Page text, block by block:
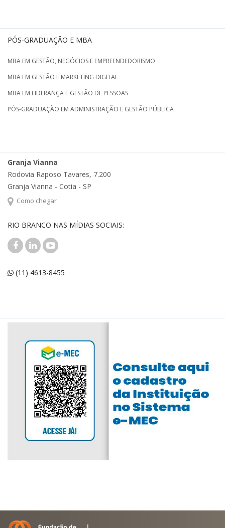
PÓS-GRADUAÇÃO E MBA
MBA EM GESTÃO, NEGÓCIOS E EMPREENDEDORISMO
MBA EM GESTÃO E MARKETING DIGITAL
MBA EM LIDERANÇA E GESTÃO DE PESSOAS
PÓS-GRADUAÇÃO EM ADMINISTRAÇÃO E GESTÃO PÚBLICA
Granja Vianna
Rodovia Raposo Tavares, 7.200
Granja Vianna - Cotia - SP
Como chegar
RIO BRANCO NAS MÍDIAS SOCIAIS:
(11) 4613-8455